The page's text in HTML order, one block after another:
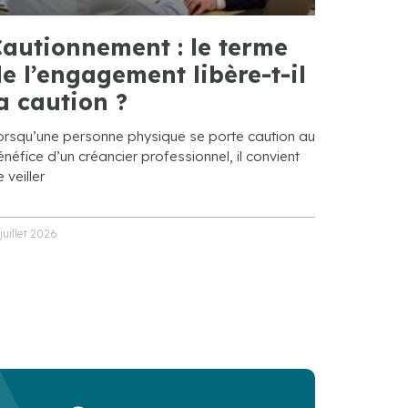
: le terme
l’engagement libère-t-il
caution ?
personne physique se porte caution au
d’un créancier professionnel, il convient
veiller
juillet 2026